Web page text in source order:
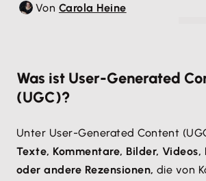
Von Carola Heine
Was ist User-Generated
(UGC)?
Unter User-Generated Content
Texte, Kommentare, Bilder, Videos,
oder andere Rezensionen, die von